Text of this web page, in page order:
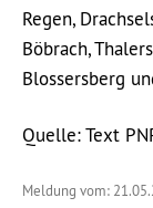
Regen,
Böbrach,
Blossersberg
Quelle: Text
Meldung vom: